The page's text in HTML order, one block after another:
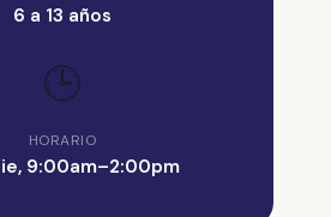
6 a 13 años
🕒
HORARIO
9:00am–2:00pm